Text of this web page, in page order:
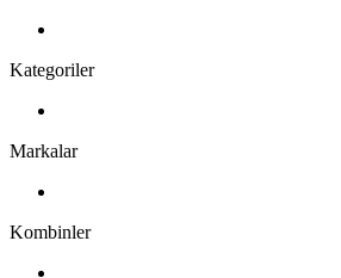
Kategoriler
Markalar
Kombinler